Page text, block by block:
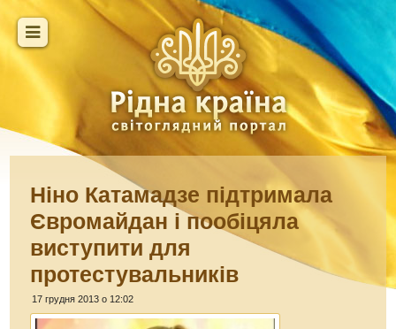
Ніно Катамадзе підтримала
Євромайдан і пообіцяла
виступити для
протестувальників
17 грудня 2013 о 12:02